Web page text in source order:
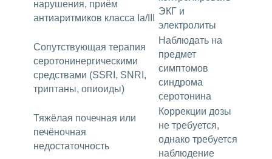
нарушения, приём
антиаритмиков класса Ia/III
ЭКГ и
электролиты
Сопутствующая терапия
серотонинергическими
средствами (SSRI, SNRI,
триптаны, опиоиды)
Наблюдать на
предмет
симптомов
синдрома
серотонина
Тяжёлая почечная или
печёночная
недостаточность
Коррекции дозы
не требуется,
однако требуется
наблюдение